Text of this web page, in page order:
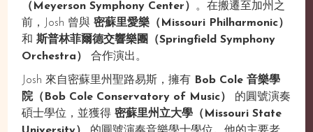
（Meyerson Symphony Center） 。在搬遷至加州之
前，Josh 曾與密蘇里愛樂（Missouri Philharmonic）
和斯普林菲爾德交響樂團（Springfield Symphony
Orchestra）
合作演出。
Josh 來自密蘇里州聖路易斯，擁有
Bob Cole 音樂學
院（Bob Cole Conservatory of Music）
的圓號演奏
碩士學位，並獲得密蘇里州立大學（Missouri State